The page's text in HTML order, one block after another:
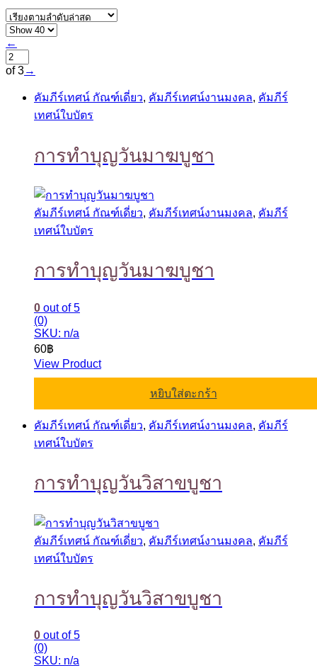
←
of 3→
คัมภีร์เทศน์ กัณฑ์เดี่ยว, คัมภีร์เทศน์งานมงคล, คัมภีร์
เทศน์ใบบัตร
การทำบุญวันมาฆบูชา
คัมภีร์เทศน์ กัณฑ์เดี่ยว, คัมภีร์เทศน์งานมงคล, คัมภีร์
เทศน์ใบบัตร
การทำบุญวันมาฆบูชา
0 out of 5
(0)
SKU: n/a
60฿
View Product
หยิบใส่ตะกร้า
คัมภีร์เทศน์ กัณฑ์เดี่ยว, คัมภีร์เทศน์งานมงคล, คัมภีร์
เทศน์ใบบัตร
การทำบุญวันวิสาขบูชา
คัมภีร์เทศน์ กัณฑ์เดี่ยว, คัมภีร์เทศน์งานมงคล, คัมภีร์
เทศน์ใบบัตร
การทำบุญวันวิสาขบูชา
0 out of 5
(0)
SKU: n/a